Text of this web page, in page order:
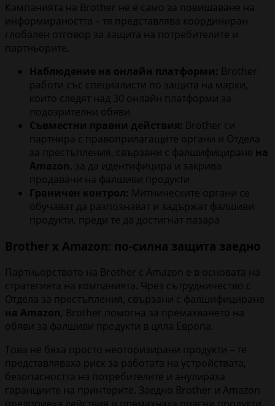
Кампанията на Brother не е само за повишаване на
информираността – тя представлява координиран
глобален отговор за защита на потребителите и
партньорите.
Наблюдение на онлайн платформи: Brother
работи със специалисти по защита на марки,
които следят над 30 онлайн платформи за
подозрителни обяви
Съвместни правни действия: Brother си
партнира с правоприлагащите органи и Отдела
за престъпления, свързани с фалшифициране на
Amazon, за да идентифицира и закрива
продавачи на фалшиви продукти
Граничен контрол: Митническите органи се
обучават да разпознават и задържат фалшиви
продукти, преди те да достигнат пазара
Brother x Amazon: по-силна защита заедно
Партньорството на Brother с Amazon е в основата на
стратегията на компанията. Чрез сътрудничество с
Отдела за престъпления, свързани с фалшифициране
на Amazon, Brother помогна за премахването на
обяви за фалшиви продукти в цяла Европа.
Това не бяха просто неоторизирани продукти – те
представляваха риск за работата на устройствата,
безопасността на потребителите и анулираха
гаранциите на принтерите. Заедно Brother и Amazon